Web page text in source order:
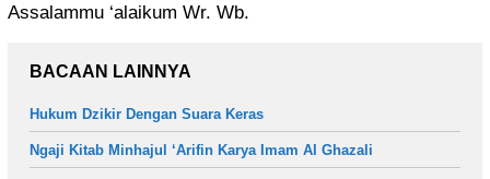
Assalammu ‘alaikum Wr. Wb.
BACAAN LAINNYA
Hukum Dzikir Dengan Suara Keras
Ngaji Kitab Minhajul ‘Arifin Karya Imam Al Ghazali